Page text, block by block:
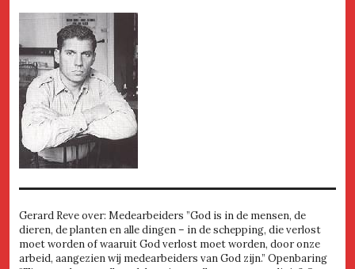
Gerard Reve over: Medearbeiders ”God is in de mensen, de
dieren, de planten en alle dingen – in de schepping, die verlost
moet worden of waaruit God verlost moet worden, door onze
arbeid, aangezien wij medearbeiders van God zijn.” Openbaring